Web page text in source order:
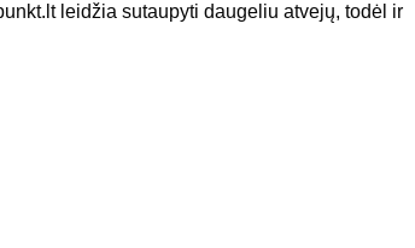
leidžia sutaupyti daugeliu atvejų, todėl ir